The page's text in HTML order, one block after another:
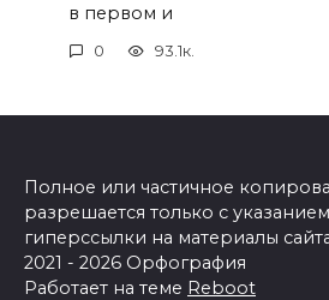
в первом и
0 93.1к.
Полное или частичное
разрешается только с
гиперссылки на материалы
2021 - 2026 Орфография
Работает на теме Reboot